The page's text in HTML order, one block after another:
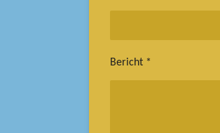
Bericht *